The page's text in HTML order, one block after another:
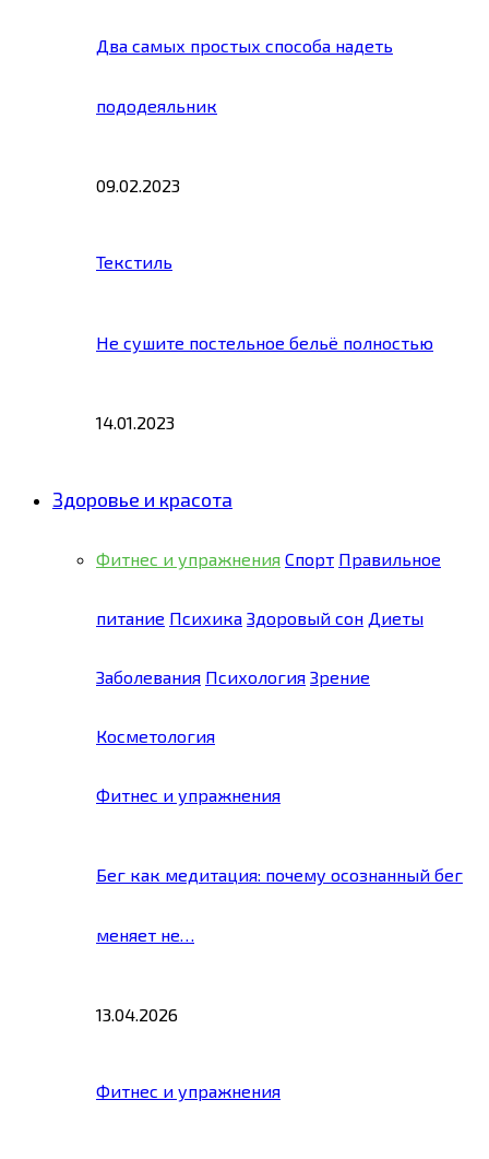
Два самых простых способа надеть
пододеяльник
09.02.2023
Текстиль
Не сушите постельное бельё полностью
14.01.2023
Здоровье и красота
Фитнес и упражнения Спорт Правильное
питание Психика Здоровый сон Диеты
Заболевания Психология Зрение
Косметология
Фитнес и упражнения
Бег как медитация: почему осознанный бег
меняет не…
13.04.2026
Фитнес и упражнения